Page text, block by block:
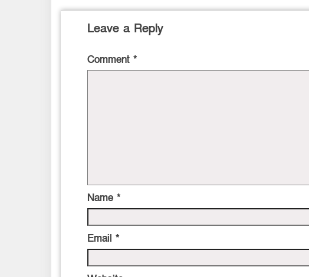
Leave a Reply
Comment *
Name *
Email *